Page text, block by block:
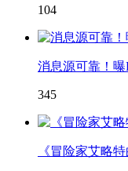
104
消息源可靠！
345
《冒险家艾略